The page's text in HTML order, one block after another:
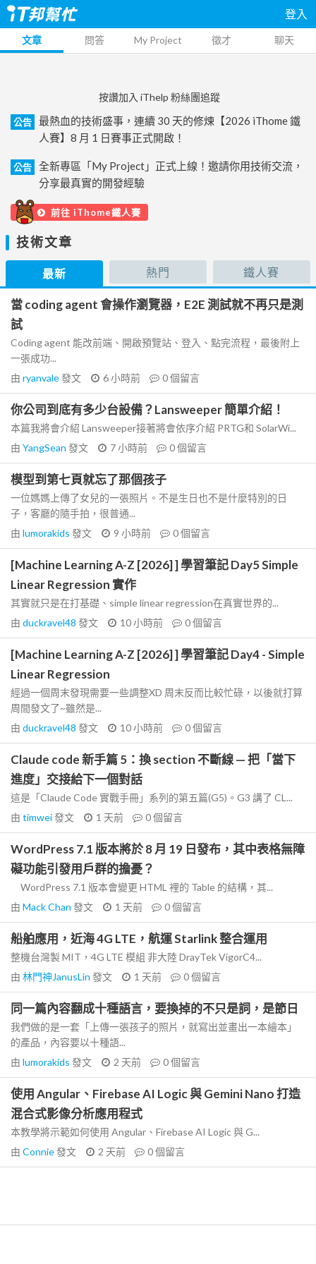
登入
文章 問答 My Project 徵才 聊天
按讚加入 iThelp 粉絲團追蹤
公告
最熱血的技術盛事，連續 30 天的修煉【2026 iThome 鐵
人賽】8 月 1 日賽事正式開啟！
公告
全新專區「My Project」正式上線！邀請你用技術交流，
分享最真實的開發經驗
前往 iThome鐵人賽
技術文章
最新 熱門 鐵人賽
當 coding agent 會操作瀏覽器，E2E 測試就不再只是測
試
Coding agent 能改前端、開啟預覽站、登入、點完流程，最後附上
一張成功...
由 ryanvale發文 6 小時前 0個留言
你公司到底有多少台設備？Lansweeper 簡單介紹！
本篇我將會介紹 Lansweeper接著將會依序介紹 PRTG和 SolarWi...
由 YangSean 發文 7 小時前 0個留言
模型到第七頁就忘了那個孩子
一位媽媽上傳了女兒的一張照片。不是生日也不是什麼特別的日
子，客廳的隨手拍，很普通...
由 lumorakids 發文 9 小時前 0個留言
[Machine Learning A-Z [2026] ] 學習筆記 Day5 Simple
Linear Regression 實作
其實就只是在打基礎、simple linear regression在真實世界的...
由 duckravel48 發文 10 小時前 0個留言
[Machine Learning A-Z [2026] ] 學習筆記 Day4 - Simple
Linear Regression
經過一個周末發現需要一些調整XD 周末反而比較忙碌，以後就打算
周間發文了~雖然是...
由 duckravel48 發文 10 小時前 0個留言
Claude code 新手篇 5：換 section 不斷線 — 把「當下
進度」交接給下一個對話
這是「Claude Code 實戰手冊」系列的第五篇(G5)。G3 講了 CL...
由 timwei發文 1 天前 0個留言
WordPress 7.1 版本將於 8 月 19 日發布，其中表格無障
礙功能引發用戶群的擔憂？
WordPress 7.1 版本會變更 HTML 裡的 Table 的結構，其...
由 Mack Chan 發文 1 天前 0個留言
船舶應用，近海 4G LTE，航運 Starlink 整合運用
整機台灣製 MIT，4G LTE 模組 非大陸 DrayTek VigorC4...
由 林門神JanusLin 發文 1 天前 0個留言
同一篇內容翻成十種語言，要換掉的不只是詞，是節日
我們做的是一套「上傳一張孩子的照片，就寫出並畫出一本繪本」
的產品，內容要以十種語...
由 lumorakids 發文 2 天前 0個留言
使用 Angular、Firebase AI Logic 與 Gemini Nano 打造
混合式影像分析應用程式
本教學將示範如何使用 Angular、Firebase AI Logic 與 G...
由 Connie發文 2 天前 0個留言